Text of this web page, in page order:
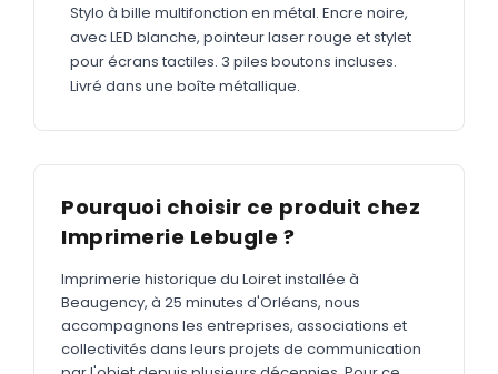
ADHÉSIFS
Étiquettes adhésives
Tee-shirts Nouveau
Polos Nouveau
Sweatshirts
GOODIES
Stylo à bille multifonction en métal. Encre noire,
avec LED blanche, pointeur laser rouge et stylet
pour écrans tactiles. 3 piles boutons incluses.
Livré dans une boîte métallique.
Pourquoi choisir ce produit chez
Imprimerie Lebugle ?
Imprimerie historique du Loiret installée à
Beaugency, à 25 minutes d'Orléans, nous
accompagnons les entreprises, associations et
collectivités dans leurs projets de communication